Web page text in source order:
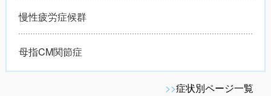
慢性疲労症候群
母指CM関節症
>>症状別ページ一覧